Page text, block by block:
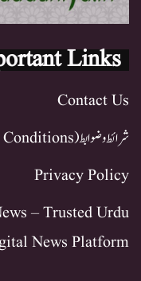
Links
Contact Us
شرائط و ضوابط (Terms & Conditions)
Privacy Policy
– Trusted Urdu
News Platform